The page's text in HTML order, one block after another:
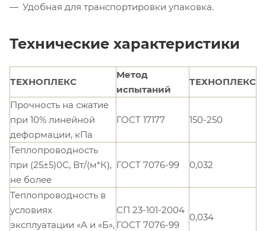
Удобная для транспортировки упаковка.
Технические характеристики
ТЕХНОПЛЕКС
Метод
испытаний
ТЕХНОПЛЕКС
Прочность на сжатие
при 10% линейной
деформации, кПа
ГОСТ 17177 150-250
Теплопроводность
при (25±5)0С, Вт/(м*К),
не более
ГОСТ 7076-99 0,032
Теплопроводность в
условиях
эксплуатации «А и «Б»,
СП 23-101-2004
ГОСТ 7076-99
0,034